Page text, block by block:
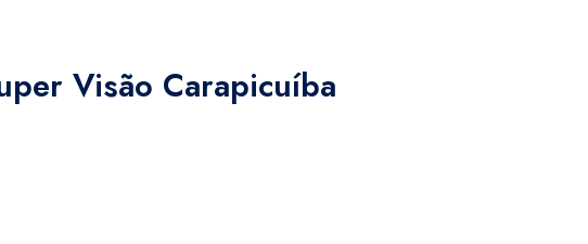
Visão Carapicuíba